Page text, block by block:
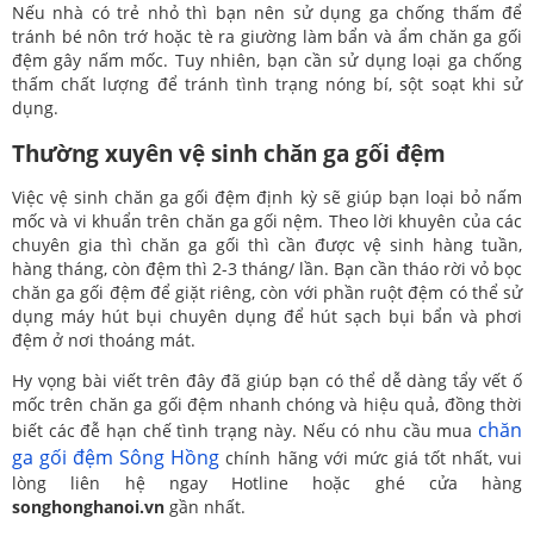
Nếu nhà có trẻ nhỏ thì bạn nên sử dụng ga chống thấm để
tránh bé nôn trớ hoặc tè ra giường làm bẩn và ẩm chăn ga gối
đệm gây nấm mốc. Tuy nhiên, bạn cần sử dụng loại ga chống
thấm chất lượng để tránh tình trạng nóng bí, sột soạt khi sử
dụng.
Thường xuyên vệ sinh chăn ga gối đệm
Việc vệ sinh chăn ga gối đệm định kỳ sẽ giúp bạn loại bỏ nấm
mốc và vi khuẩn trên chăn ga gối nệm. Theo lời khuyên của các
chuyên gia thì chăn ga gối thì cần được vệ sinh hàng tuần,
hàng tháng, còn đệm thì 2-3 tháng/ lần. Bạn cần tháo rời vỏ bọc
chăn ga gối đệm để giặt riêng, còn với phần ruột đệm có thể sử
dụng máy hút bụi chuyên dụng để hút sạch bụi bẩn và phơi
đệm ở nơi thoáng mát.
Hy vọng bài viết trên đây đã giúp bạn có thể dễ dàng tẩy vết ố
mốc trên chăn ga gối đệm nhanh chóng và hiệu quả, đồng thời
biết các đễ hạn chế tình trạng này. Nếu có nhu cầu mua chăn
ga gối đệm Sông Hồngchính hãng với mức giá tốt nhất, vui
lòng liên hệ ngay Hotline hoặc ghé cửa hàng
songhonghanoi.vn gần nhất.